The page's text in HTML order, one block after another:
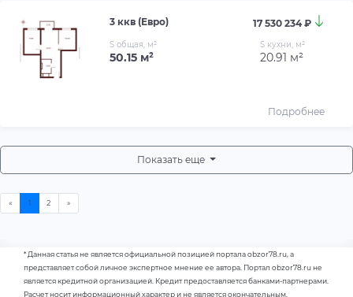
3 ккв (Евро) 17 530 234 ₽
S общая, м²
50.15 м²
S кухни, м²
20.91 м²
Подробнее
Показать еще
* Данная статья не является официальной позицией портала obzor78.ru, а
представляет собой личное экспертное мнение ее автора. Портал obzor78.ru не
является кредитной организацией. Кредит предоставляется банками-партнерами.
Расчет носит информационный характер и не является окончательным.